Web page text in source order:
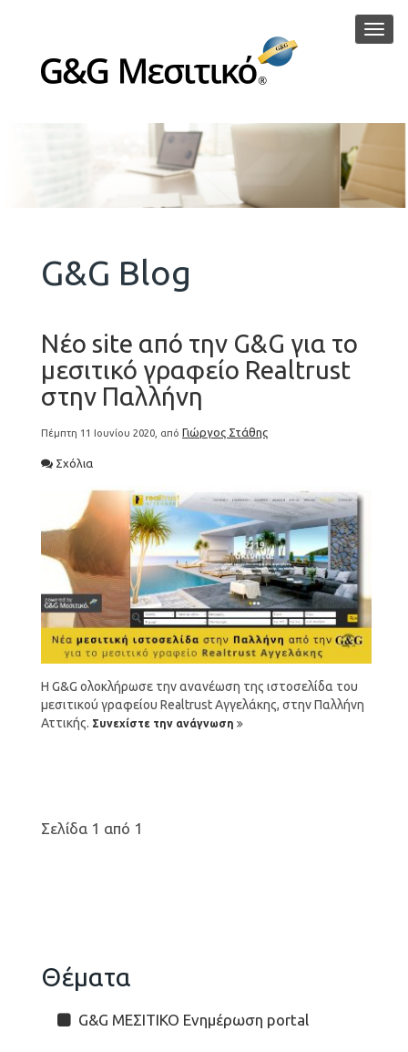
G&G Blog
Νέo site από την G&G για το
μεσιτικό γραφείο Realtrust
στην Παλλήνη
Πέμπτη 11 Ιουνίου 2020, από Γιώργος Στάθης
Σχόλια
Η G&G ολοκλήρωσε την ανανέωση της ιστοσελίδα του
μεσιτικού γραφείου Realtrust Αγγελάκης, στην Παλλήνη
Αττικής. Συνεχίστε την ανάγνωση
Σελίδα 1 από 1
Θέματα
G&G ΜΕΣΙΤΙΚΟ Ενημέρωση portal